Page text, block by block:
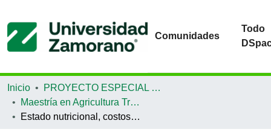
Comunidades
Todo
Inicio
PROYECTO ESPECIAL DE GRADUACIÓN
Maestría en Agricultura Tropical Sostenible
Estado nutricional, costos dietéticos y barreras para una alimentación saludable en escolares de Alauca, Honduras, 2023